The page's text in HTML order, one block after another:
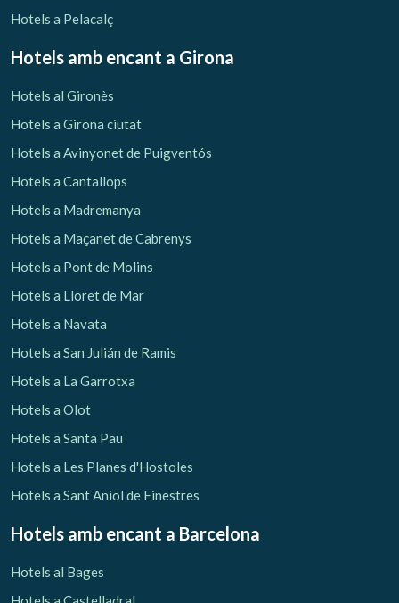
Hotels a Pelacalç
Hotels amb encant a Girona
Hotels al Gironès
Hotels a Girona ciutat
Hotels a Avinyonet de Puigventós
Hotels a Cantallops
Hotels a Madremanya
Hotels a Maçanet de Cabrenys
Hotels a Pont de Molins
Hotels a Lloret de Mar
Hotels a Navata
Hotels a San Julián de Ramis
Hotels a La Garrotxa
Hotels a Olot
Hotels a Santa Pau
Hotels a Les Planes d'Hostoles
Hotels a Sant Aniol de Finestres
Hotels amb encant a Barcelona
Hotels al Bages